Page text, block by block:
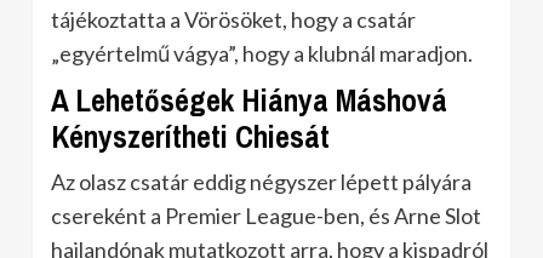
tájékoztatta a Vörösöket, hogy a csatár
„egyértelmű vágya”, hogy a klubnál maradjon.
A Lehetőségek Hiánya Máshová
Kényszerítheti Chiesát
Az olasz csatár eddig négyszer lépett pályára
csereként a Premier League-ben, és Arne Slot
hajlandónak mutatkozott arra, hogy a kispadról